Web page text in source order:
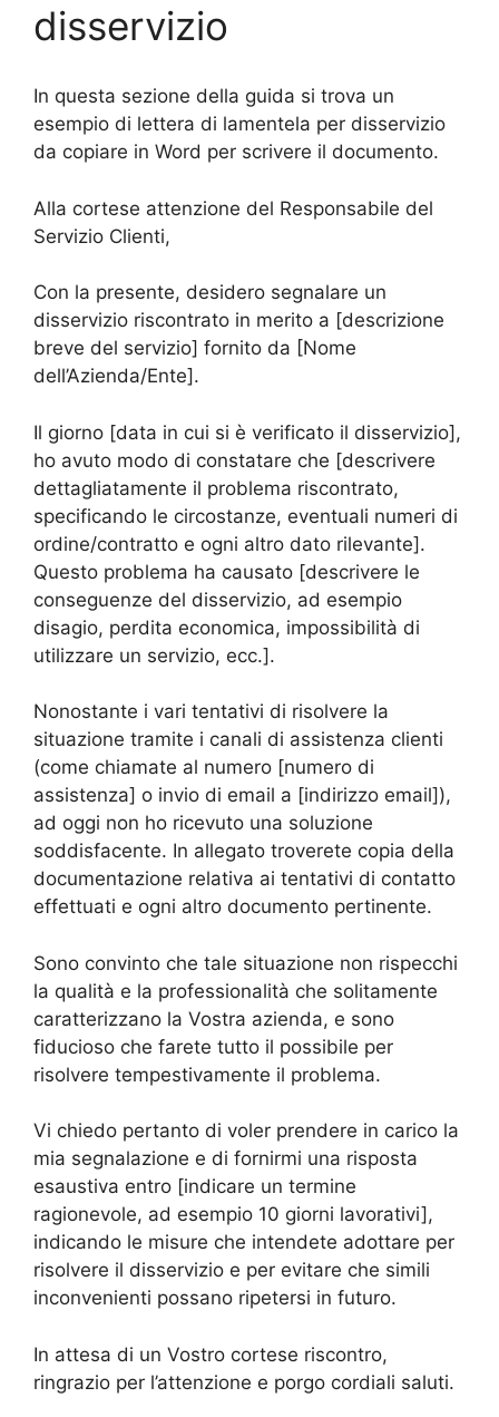
disservizio
In questa sezione della guida si trova un
esempio di lettera di lamentela per disservizio
da copiare in Word per scrivere il documento.
Alla cortese attenzione del Responsabile del
Servizio Clienti,
Con la presente, desidero segnalare un
disservizio riscontrato in merito a [descrizione
breve del servizio] fornito da [Nome
dell’Azienda/Ente].
Il giorno [data in cui si è verificato il disservizio],
ho avuto modo di constatare che [descrivere
dettagliatamente il problema riscontrato,
specificando le circostanze, eventuali numeri di
ordine/contratto e ogni altro dato rilevante].
Questo problema ha causato [descrivere le
conseguenze del disservizio, ad esempio
disagio, perdita economica, impossibilità di
utilizzare un servizio, ecc.].
Nonostante i vari tentativi di risolvere la
situazione tramite i canali di assistenza clienti
(come chiamate al numero [numero di
assistenza] o invio di email a [indirizzo email]),
ad oggi non ho ricevuto una soluzione
soddisfacente. In allegato troverete copia della
documentazione relativa ai tentativi di contatto
effettuati e ogni altro documento pertinente.
Sono convinto che tale situazione non rispecchi
la qualità e la professionalità che solitamente
caratterizzano la Vostra azienda, e sono
fiducioso che farete tutto il possibile per
risolvere tempestivamente il problema.
Vi chiedo pertanto di voler prendere in carico la
mia segnalazione e di fornirmi una risposta
esaustiva entro [indicare un termine
ragionevole, ad esempio 10 giorni lavorativi],
indicando le misure che intendete adottare per
risolvere il disservizio e per evitare che simili
inconvenienti possano ripetersi in futuro.
In attesa di un Vostro cortese riscontro,
ringrazio per l’attenzione e porgo cordiali saluti.